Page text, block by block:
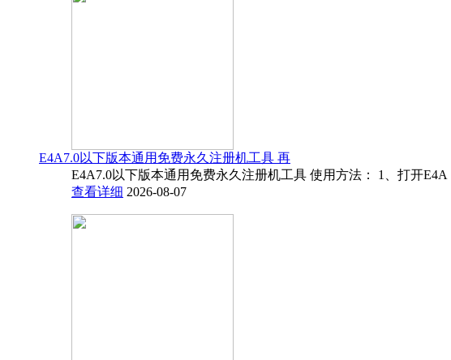
E4A7.0以下版本通用免费永久注册机工具 再
E4A7.0以下版本通用免费永久注册机工具 使用方法： 1、打开
查看详细 2026-08-07